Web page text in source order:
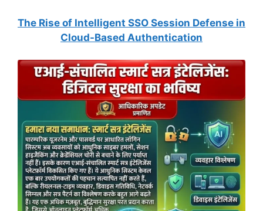
The Rise of Intelligent SSO Session Defense in
Cloud-Based Authentication